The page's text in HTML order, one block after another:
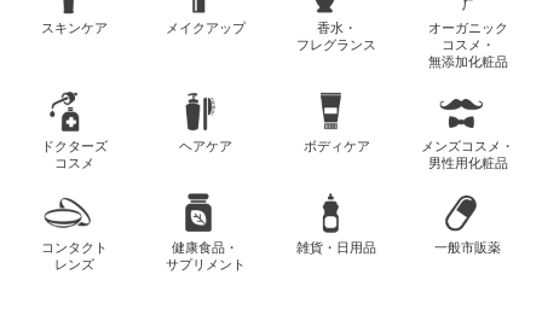
スキンケア メイクアップ
香水・
フレグランス
オーガニック
コスメ・
無添加化粧品
ドクターズ
コスメ
ヘアケア ボディケア
メンズコスメ・
男性用化粧品
コンタクト
レンズ
健康食品・
サプリメント
雑貨・日用品 一般市販薬